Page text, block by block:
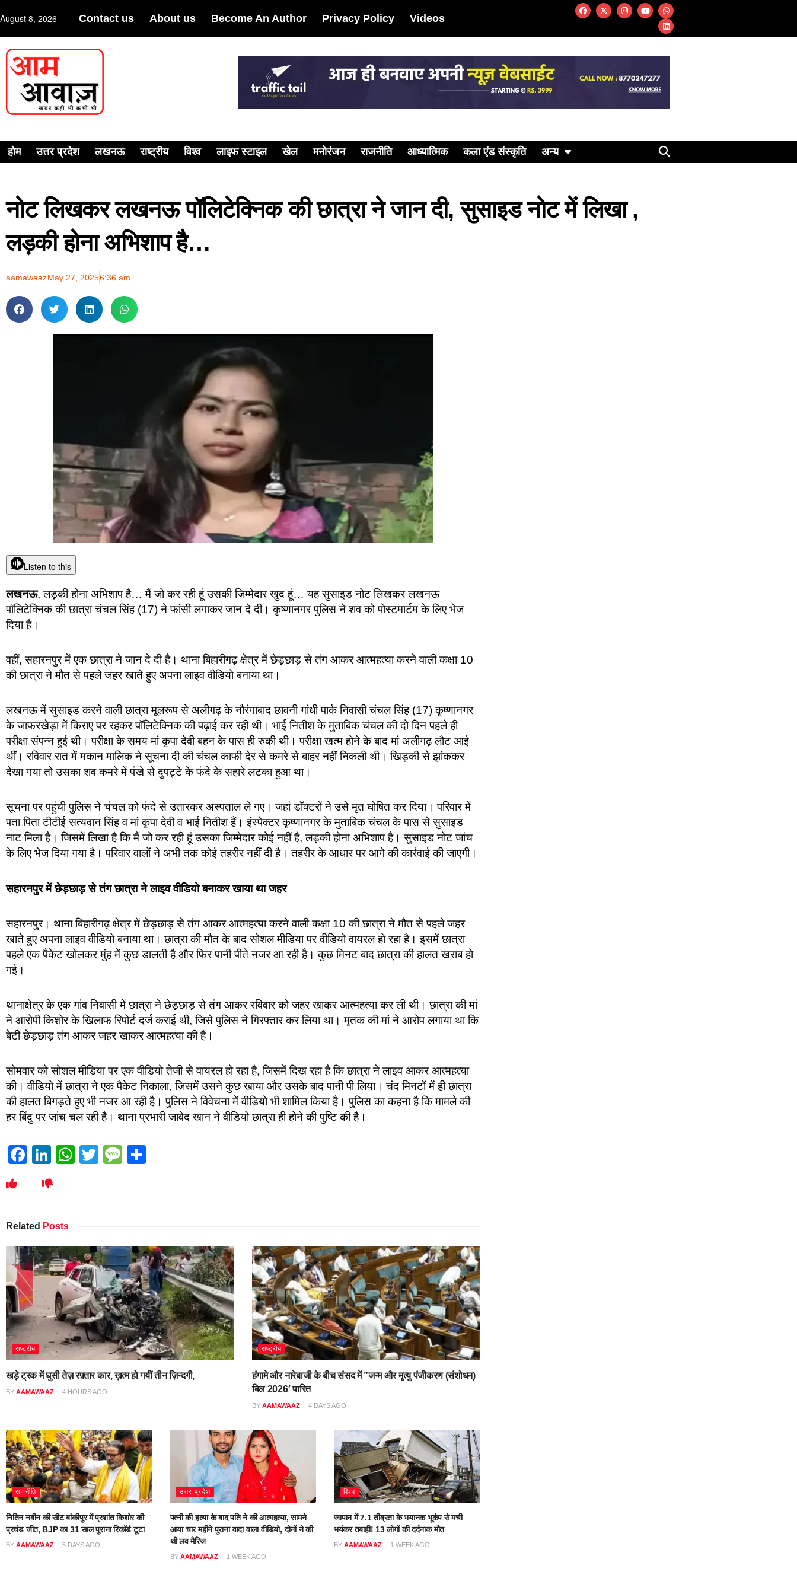
August 8, 2026 Contact us About us Become An Author Privacy Policy Videos
होम उत्तर प्रदेश लखनऊ राष्ट्रीय विश्व लाइफ स्टाइल खेल मनोरंजन राजनीति आध्यात्मिक कला एंड संस्कृति अन्य
नोट लिखकर लखनऊ पॉलिटेक्निक की छात्रा ने जान दी, सुसाइड नोट में लिखा ,
लड़की होना अभिशाप है…
aamawaazMay 27, 20256:36 am
Listen to this
लखनऊ, लड़की होना अभिशाप है… मैं जो कर रही हूं उसकी जिम्मेदार खुद हूं… यह सुसाइड नोट लिखकर लखनऊ
पॉलिटेक्निक की छात्रा चंचल सिंह (17) ने फांसी लगाकर जान दे दी। कृष्णानगर पुलिस ने शव को पोस्टमार्टम के लिए भेज
दिया है।
वहीं, सहारनपुर में एक छात्रा ने जान दे दी है। थाना बिहारीगढ़ क्षेत्र में छेड़छाड़ से तंग आकर आत्महत्या करने वाली कक्षा 10
की छात्रा ने मौत से पहले जहर खाते हुए अपना लाइव वीडियो बनाया था।
लखनऊ में सुसाइड करने वाली छात्रा मूलरूप से अलीगढ़ के नौरंगाबाद छावनी गांधी पार्क निवासी चंचल सिंह (17) कृष्णानगर
के जाफरखेड़ा में किराए पर रहकर पॉलिटेक्निक की पढ़ाई कर रही थी। भाई नितीश के मुताबिक चंचल की दो दिन पहले ही
परीक्षा संपन्न हुई थी। परीक्षा के समय मां कृपा देवी बहन के पास ही रुकी थी। परीक्षा खत्म होने के बाद मां अलीगढ़ लौट आई
थीं। रविवार रात में मकान मालिक ने सूचना दी की चंचल काफी देर से कमरे से बाहर नहीं निकली थी। खिड़की से झांककर
देखा गया तो उसका शव कमरे में पंखे से दुपट्टे के फंदे के सहारे लटका हुआ था।
सूचना पर पहुंची पुलिस ने चंचल को फंदे से उतारकर अस्पताल ले गए। जहां डॉक्टरों ने उसे मृत घोषित कर दिया। परिवार में
पता पिता टीटीई सत्यवान सिंह व मां कृपा देवी व भाई नितीश हैं। इंस्पेक्टर कृष्णानगर के मुताबिक चंचल के पास से सुसाइड
नाट मिला है। जिसमें लिखा है कि मैं जो कर रही हूं उसका जिम्मेदार कोई नहीं है, लड़की होना अभिशाप है। सुसाइड नोट जांच
के लिए भेज दिया गया है। परिवार वालों ने अभी तक कोई तहरीर नहीं दी है। तहरीर के आधार पर आगे की कार्रवाई की जाएगी।
सहारनपुर में छेड़छाड़ से तंग छात्रा ने लाइव वीडियो बनाकर खाया था जहर
सहारनपुर। थाना बिहारीगढ़ क्षेत्र में छेड़छाड़ से तंग आकर आत्महत्या करने वाली कक्षा 10 की छात्रा ने मौत से पहले जहर
खाते हुए अपना लाइव वीडियो बनाया था। छात्रा की मौत के बाद सोशल मीडिया पर वीडियो वायरल हो रहा है। इसमें छात्रा
पहले एक पैकेट खोलकर मुंह में कुछ डालती है और फिर पानी पीते नजर आ रही है। कुछ मिनट बाद छात्रा की हालत खराब हो
गई।
थानाक्षेत्र के एक गांव निवासी में छात्रा ने छेड़छाड़ से तंग आकर रविवार को जहर खाकर आत्महत्या कर ली थी। छात्रा की मां
ने आरोपी किशोर के खिलाफ रिपोर्ट दर्ज कराई थी, जिसे पुलिस ने गिरफ्तार कर लिया था। मृतक की मां ने आरोप लगाया था कि
बेटी छेड़छाड़ तंग आकर जहर खाकर आत्महत्या की है।
सोमवार को सोशल मीडिया पर एक वीडियो तेजी से वायरल हो रहा है, जिसमें दिख रहा है कि छात्रा ने लाइव आकर आत्महत्या
की। वीडियो में छात्रा ने एक पैकेट निकाला, जिसमें उसने कुछ खाया और उसके बाद पानी पी लिया। चंद मिनटों में ही छात्रा
की हालत बिगड़ते हुए भी नजर आ रही है। पुलिस ने विवेचना में वीडियो भी शामिल किया है। पुलिस का कहना है कि मामले की
हर बिंदु पर जांच चल रही है। थाना प्रभारी जावेद खान ने वीडियो छात्रा ही होने की पुष्टि की है।
Facebook
LinkedIn
WhatsApp
TwitterMessage
Related Posts
राष्ट्रीय
खड़े ट्रक में घुसी तेज़ रफ़्तार कार, ख़त्म हो गयीं तीन ज़िन्दगी,
BY AAMAWAAZ 4 HOURS AGO
राष्ट्रीय
हंगामे और नारेबाजी के बीच संसद में ”जन्म और मृत्यु पंजीकरण (संशोधन)
बिल 2026′ पारित
BY AAMAWAAZ 4 DAYS AGO
राजनीति
नितिन नबीन की सीट बांकीपुर में प्रशांत किशोर की
प्रचंड जीत, BJP का 31 साल पुराना रिकॉर्ड टूटा
BY AAMAWAAZ 5 DAYS AGO
उत्तर प्रदेश
पत्नी की हत्या के बाद पति ने की आत्महत्या, सामने
आया चार महीने पुराना वादा वाला वीडियो, दोनों ने की
थी लव मैरिज
BY AAMAWAAZ 1 WEEK AGO
विश्व
जापान में 7.1 तीव्रता के भयानक भूकंप से मची
भयंकर तबाही! 13 लोगों की दर्दनाक मौत
BY AAMAWAAZ 1 WEEK AGO